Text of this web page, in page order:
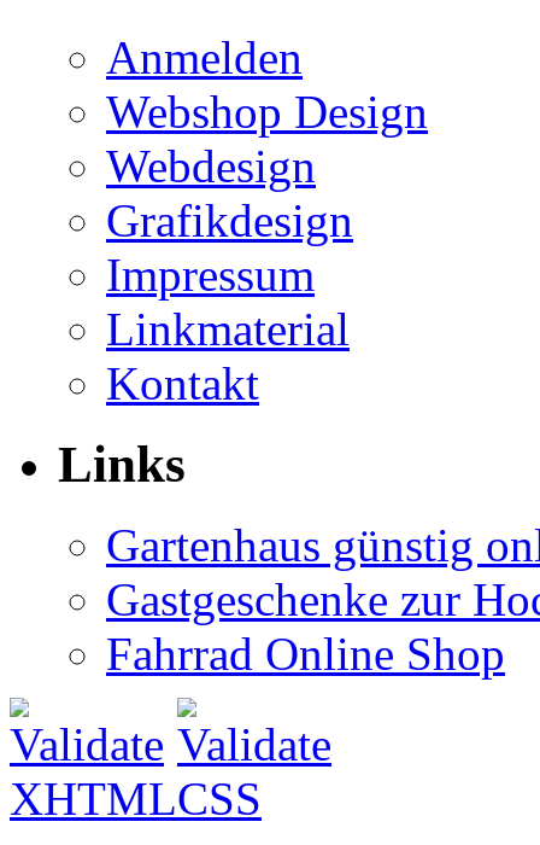
Anmelden
Webshop Design
Webdesign
Grafikdesign
Impressum
Linkmaterial
Kontakt
Links
Gartenhaus günstig
Gastgeschenke zur
Fahrrad Online Shop